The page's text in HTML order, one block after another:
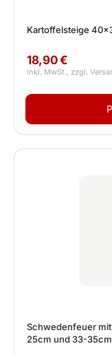
Kartoffelsteige
18,90 €
Schwedenfeuer
25cm und 33-